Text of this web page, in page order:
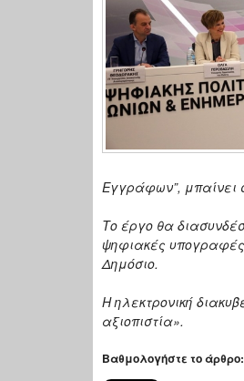
Εγγράφων”, μπαίνει
Το έργο θα
ψηφιακές υπογραφές
Δημόσιο.
Η ηλεκτρονική
αξιοπιστία».
Βαθμολογήστε το άρθρο: